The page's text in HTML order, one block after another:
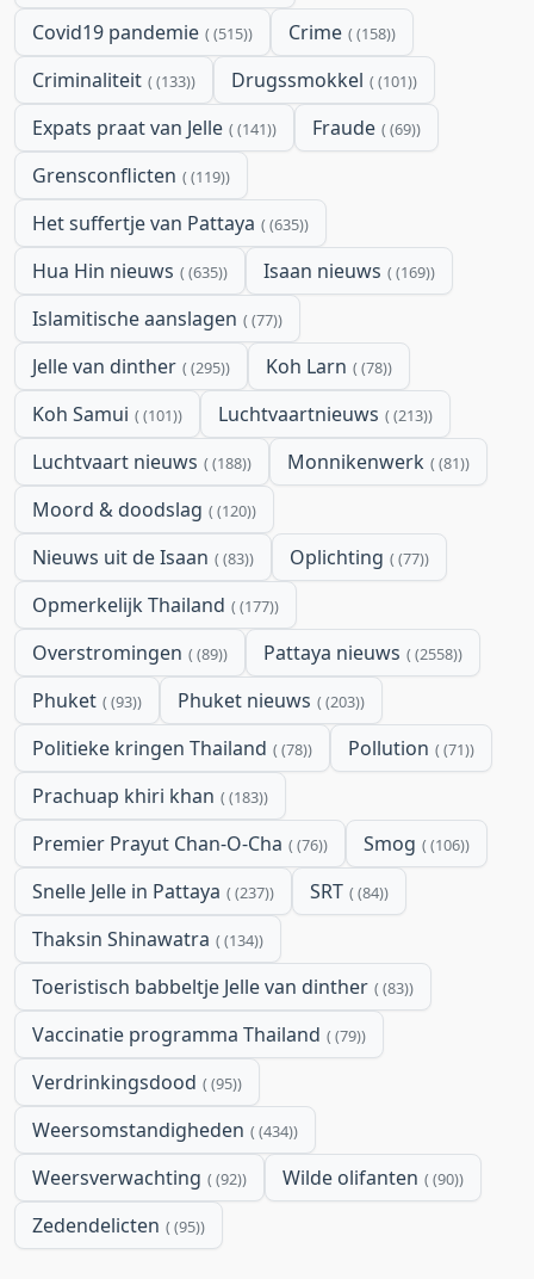
Covid19 pandemie (515) Crime (158)
Criminaliteit (133) Drugssmokkel (101)
Expats praat van Jelle (141) Fraude (69)
Grensconflicten (119)
Het suffertje van Pattaya (635)
Hua Hin nieuws (635) Isaan nieuws (169)
Islamitische aanslagen (77)
Jelle van dinther (295) Koh Larn (78)
Koh Samui (101) Luchtvaartnieuws (213)
Luchtvaart nieuws (188) Monnikenwerk (81)
Moord & doodslag (120)
Nieuws uit de Isaan (83) Oplichting (77)
Opmerkelijk Thailand (177)
Overstromingen (89) Pattaya nieuws (2558)
Phuket (93) Phuket nieuws (203)
Politieke kringen Thailand (78) Pollution (71)
Prachuap khiri khan (183)
Premier Prayut Chan-O-Cha (76) Smog (106)
Snelle Jelle in Pattaya (237) SRT (84)
Thaksin Shinawatra (134)
Toeristisch babbeltje Jelle van dinther (83)
Vaccinatie programma Thailand (79)
Verdrinkingsdood (95)
Weersomstandigheden (434)
Weersverwachting (92) Wilde olifanten (90)
Zedendelicten (95)